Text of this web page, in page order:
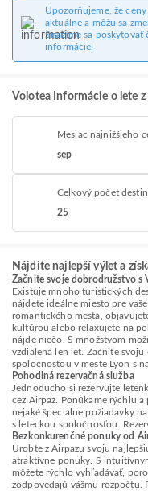
Upozorňujeme, že
aktuálne a môžu sa
Snažíme sa poskytovať
informácie.
Volotea Informácie o lete z
Mesiac najnižšieho
sep
Celkový počet
25
Nájdite najlepší výlet a
Začnite svoje dobrodružstvo s
Existuje mnoho turistických
nájdete ideálne miesto pre
romantického mesta,
kultúrou alebo relaxujete na
nájde niečo. S množstvom
vzdialená len let. Začnite
spoločnosťou v meste Lyon s
Pohodlná rezervačná služba
Jednoducho si rezervujte
cez Airpaz. Ponúkame rýchlu
nejaké špeciálne požiadavky
s leteckou spoločnosťou.
Bezkonkurenčné ponuky od
Urobte z Airpazu svoju
atraktívne ponuky. S
môžete rýchlo vyhľadávať,
zodpovedajú vášmu rozpočtu.